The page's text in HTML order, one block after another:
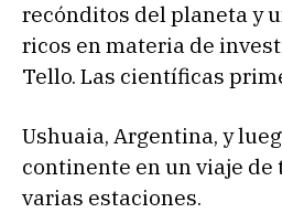
recónditos del planeta y
ricos en materia de
Tello. Las científicas
Ushuaia, Argentina, y
continente en un viaje de
varias estaciones.